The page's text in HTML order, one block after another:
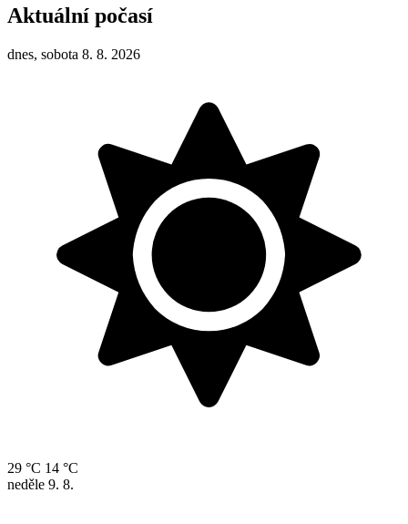
Aktuální počasí
dnes, sobota 8. 8. 2026
29 °C 14 °C
neděle 9. 8.